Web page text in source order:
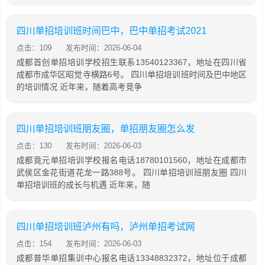
四川单招培训班时间巴中，巴中单招考试2021
点击：109 发布时间：2026-06-04
成都首创单招培训学校招生联系13540123367，地址在四川省
成都市成华区昭觉寺横路6号。 四川单招培训班时间及巴中地区
的培训情况 近年来，随着高考竞争
四川单招培训班朋友圈，单招朋友圈怎么发
点击：130 发布时间：2026-06-03
成都竟元单招培训学校报名电话18780101560，地址在成都市
武侯区金花街道花龙一路388号。 四川单招培训班朋友圈 四川
单招培训班的成长与机遇 近年来，随
四川单招培训班泸州有吗，泸州单招考试网
点击：154 发布时间：2026-06-03
成都普华单招集训中心报名电话13348832372，地址位于成都